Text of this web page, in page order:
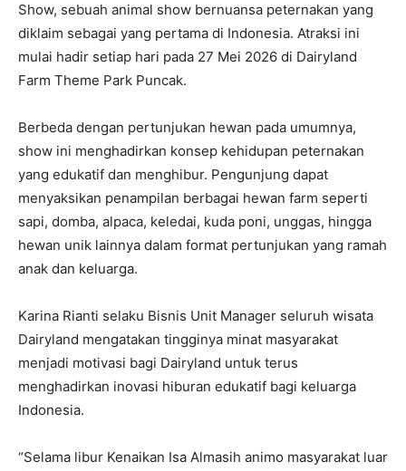
Show, sebuah animal show bernuansa peternakan yang
diklaim sebagai yang pertama di Indonesia. Atraksi ini
mulai hadir setiap hari pada 27 Mei 2026 di Dairyland
Farm Theme Park Puncak.
Berbeda dengan pertunjukan hewan pada umumnya,
show ini menghadirkan konsep kehidupan peternakan
yang edukatif dan menghibur. Pengunjung dapat
menyaksikan penampilan berbagai hewan farm seperti
sapi, domba, alpaca, keledai, kuda poni, unggas, hingga
hewan unik lainnya dalam format pertunjukan yang ramah
anak dan keluarga.
Karina Rianti selaku Bisnis Unit Manager seluruh wisata
Dairyland mengatakan tingginya minat masyarakat
menjadi motivasi bagi Dairyland untuk terus
menghadirkan inovasi hiburan edukatif bagi keluarga
Indonesia.
“Selama libur Kenaikan Isa Almasih animo masyarakat luar